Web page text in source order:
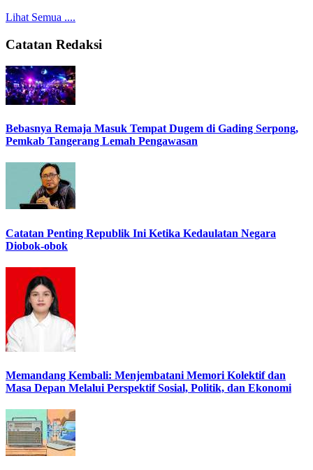
Lihat Semua ....
Catatan Redaksi
Bebasnya Remaja Masuk Tempat Dugem di Gading Serpong,
Pemkab Tangerang Lemah Pengawasan
Catatan Penting Republik Ini Ketika Kedaulatan Negara
Diobok-obok
Memandang Kembali: Menjembatani Memori Kolektif dan
Masa Depan Melalui Perspektif Sosial, Politik, dan Ekonomi